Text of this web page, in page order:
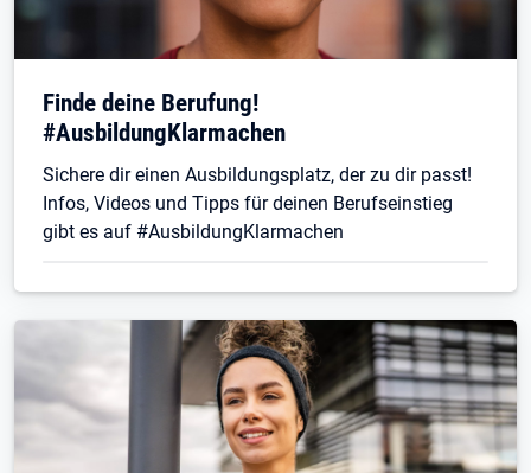
Finde deine Berufung!
#AusbildungKlarmachen
Sichere dir einen Ausbildungsplatz, der zu dir passt!
Infos, Videos und Tipps für deinen Berufseinstieg
gibt es auf #AusbildungKlarmachen